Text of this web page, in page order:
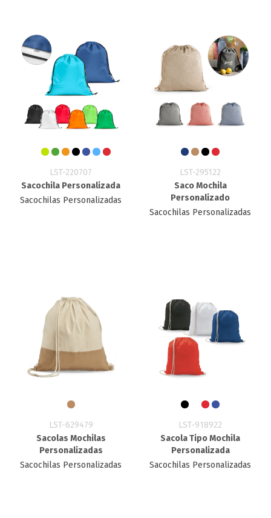
LST-220707
Sacochila Personalizada
Sacochilas Personalizadas
LST-295122
Saco Mochila
Personalizado
Sacochilas Personalizadas
LST-629479
Sacolas Mochilas
Personalizadas
Sacochilas Personalizadas
LST-918922
Sacola Tipo Mochila
Personalizada
Sacochilas Personalizadas